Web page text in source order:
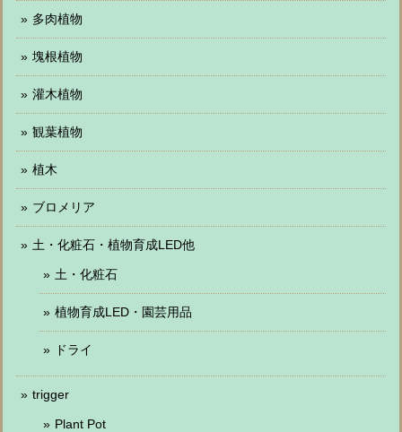
多肉植物
塊根植物
灌木植物
観葉植物
植木
ブロメリア
土・化粧石・植物育成LED他
土・化粧石
植物育成LED・園芸用品
ドライ
trigger
Plant Pot